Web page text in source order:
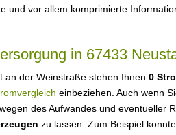
und vor allem komprimierte
in 67433
an der Weinstraße stehen Ihnen 0
einbeziehen. Auch wenn
des Aufwandes und eventueller
zu lassen. Zum Beispiel